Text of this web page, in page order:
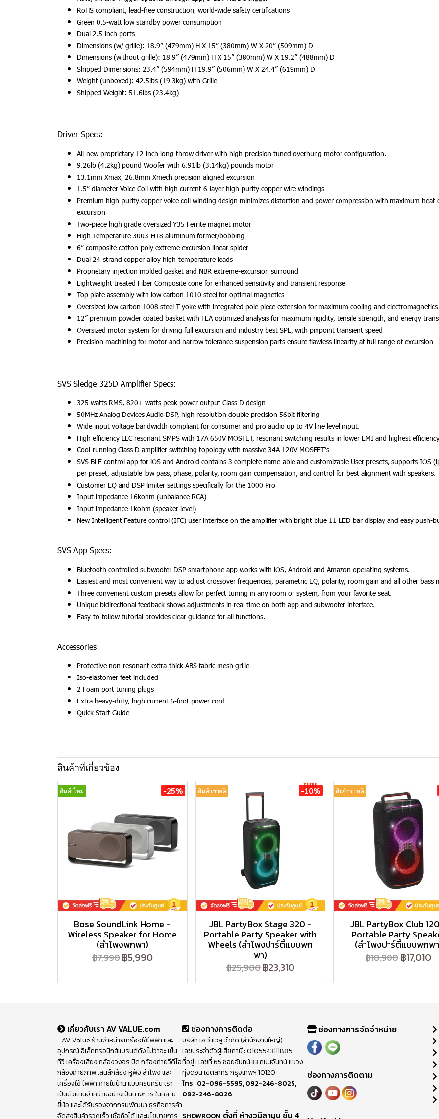
RoHS compliant, lead-free construction, world-wide safety certifications
Green 0.5-watt low standby power consumption
Dual 2.5-inch ports
Dimensions (w/ grille): 18.9” (479mm) H X 15” (380mm) W X 20” (509mm) D
Dimensions (without grille): 18.9” (479mm) H X 15” (380mm) W X 19.2” (488mm) D
Shipped Dimensions: 23.4” (594mm) H 19.9” (506mm) W X 24.4” (619mm) D
Weight (unboxed): 42.5lbs (19.3kg) with Grille
Shipped Weight: 51.6lbs (23.4kg)
Driver Specs:
All-new proprietary 12-inch long-throw driver with high-precision tuned overhung motor configuration.
9.26lb (4.2kg) pound Woofer with 6.91lb (3.14kg) pounds motor
13.1mm Xmax, 26.8mm Xmech precision aligned excursion
1.5” diameter Voice Coil with high current 6-layer high-purity copper wire windings
Premium high-purity copper voice coil winding design minimizes distortion and power compression with maximum
excursion
Two-piece high grade oversized Y35 Ferrite magnet motor
High Temperature 3003-H18 aluminum former/bobbing
6” composite cotton-poly extreme excursion linear spider
Dual 24-strand copper-alloy high-temperature leads
Proprietary injection molded gasket and NBR extreme-excursion surround
Lightweight treated Fiber Composite cone for enhanced sensitivity and transient response
Top plate assembly with low carbon 1010 steel for optimal magnetics
Oversized low carbon 1008 steel T-yoke with integrated pole piece extension for maximum cooling and electromagnetics
12” premium powder coated basket with FEA optimized analysis for maximum rigidity, tensile strength, and energy
Oversized motor system for driving full excursion and industry best SPL, with pinpoint transient speed
Precision machining for motor and narrow tolerance suspension parts ensure flawless linearity at full range of excursion
SVS Sledge-325D Amplifier Specs:
325 watts RMS, 820+ watts peak power output Class D design
50MHz Analog Devices Audio DSP, high resolution double precision 56bit filtering
Wide input voltage bandwidth compliant for consumer and pro audio up to 4V line level input.
High efficiency LLC resonant SMPS with 17A 650V MOSFET, resonant switching results in lower EMI and highest
Cool-running Class D amplifier switching topology with massive 34A 120V MOSFET’s
SVS BLE control app for iOS and Android contains 3 complete name-able and customizable User presets, supports
per preset, adjustable low pass, phase, polarity, room gain compensation, and control for best alignment with speakers.
Customer EQ and DSP limiter settings specifically for the 1000 Pro
Input impedance 16kohm (unbalance RCA)
Input impedance 1kohm (speaker level)
New Intelligent Feature control (IFC) user interface on the amplifier with bright blue 11 LED bar display and easy push-
SVS App Specs:
Bluetooth controlled subwoofer DSP smartphone app works with iOS, Android and Amazon operating systems.
Easiest and most convenient way to adjust crossover frequencies, parametric EQ, polarity, room gain and all other bass
Three convenient custom presets allow for perfect tuning in any room or system, from your favorite seat.
Unique bidirectional feedback shows adjustments in real time on both app and subwoofer interface.
Easy-to-follow tutorial provides clear guidance for all functions.
Accessories:
Protective non-resonant extra-thick ABS fabric mesh grille
Iso-elastomer feet included
2 Foam port tuning plugs
Extra heavy-duty, high current 6-foot power cord
Quick Start Guide
สินค้าที่เกี่ยวข้อง
สินค้าใหม่ -25%
Bose SoundLink Home -
Wireless Speaker for Home
(ลำโพงพกพา)
฿7,990฿5,990
สินค้าขายดี -10%
JBL PartyBox Stage 320 -
Portable Party Speaker with
Wheels (ลำโพงปาร์ตี้แบบพก
พา)
฿25,900฿23,310
สินค้าขายดี
JBL PartyBox Club
Portable Party
(ลำโพงปาร์ตี้แบบพกพ
฿18,900฿17,010
เกี่ยวกับเรา AV VALUE.com
AV Value ร้านจำหน่ายเครื่องใช้ไฟฟ้า และ
อุปกรณ์ อิเล็กทรอนิกส์แบรนด์ดัง ไม่ว่าจะ เป็น
ทีวี เครื่องเสียง กล้องวงจร ปิด กล้องถ่ายวีดีโอ
กล้องถ่ายภาพ เลนส์กล้อง หูฟัง ลำโพง และ
เครื่องใช้ ไฟฟ้า ภายในบ้าน แบบครบครัน เรา
เป็นตัวแทนจำหน่ายอย่างเป็นทางการ ในหลาย
ยี่ห้อ และได้รับรองจากกรมพัฒนา ธุรกิจการค้า
จัดส่งสินค้ารวดเร็ว เชื่อถือได้ และนโยบายการ
ช่องทางการติดต่อ
บริษัท เอ วี แวลู จำกัด (สำนักงานใหญ่)
เลขประจำตัวผู้เสียภาษี : 0105543111885
ที่อยู่ : เลขที่ 65 ซอยจันทน์33 ถนนจันทน์ แขวง
ทุ่งดอน เขตสาทร กรุงเทพฯ 10120
โทร :02-096-5595,092-246-8025,
092-246-8026
SHOWROOM ตั้งที่ ห้างวนิลามูน ชั้น 4
ช่องทางการจัดจำหน่าย
ช่องทางการติดตาม